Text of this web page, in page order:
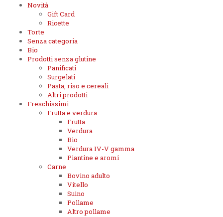
Novità
Gift Card
Ricette
Torte
Senza categoria
Bio
Prodotti senza glutine
Panificati
Surgelati
Pasta, riso e cereali
Altri prodotti
Freschissimi
Frutta e verdura
Frutta
Verdura
Bio
Verdura IV-V gamma
Piantine e aromi
Carne
Bovino adulto
Vitello
Suino
Pollame
Altro pollame